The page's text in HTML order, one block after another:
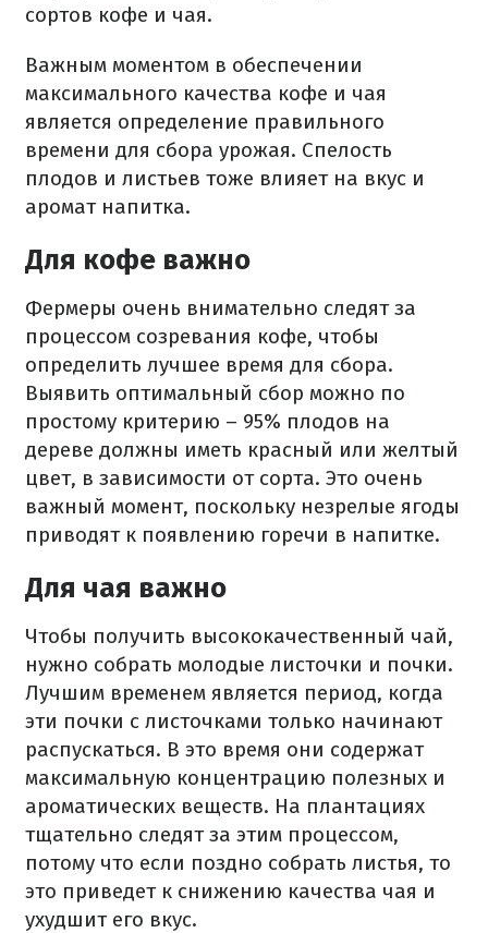
сортов кофе и чая.
Важным моментом в обеспечении
максимального качества кофе и чая
является определение правильного
времени для сбора урожая. Спелость
плодов и листьев тоже влияет на вкус и
аромат напитка.
Для кофе важно
Фермеры очень внимательно следят за
процессом созревания кофе, чтобы
определить лучшее время для сбора.
Выявить оптимальный сбор можно по
простому критерию – 95% плодов на
дереве должны иметь красный или желтый
цвет, в зависимости от сорта. Это очень
важный момент, поскольку незрелые ягоды
приводят к появлению горечи в напитке.
Для чая важно
Чтобы получить высококачественный чай,
нужно собрать молодые листочки и почки.
Лучшим временем является период, когда
эти почки с листочками только начинают
распускаться. В это время они содержат
максимальную концентрацию полезных и
ароматических веществ. На плантациях
тщательно следят за этим процессом,
потому что если поздно собрать листья, то
это приведет к снижению качества чая и
ухудшит его вкус.